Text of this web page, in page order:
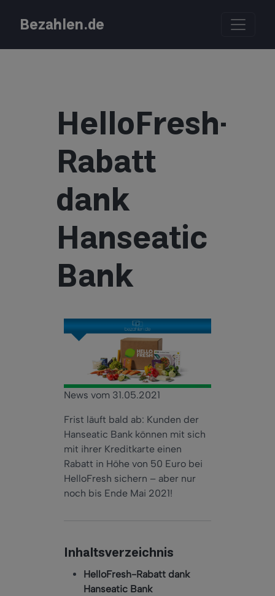
Bezahlen.de
HelloFresh-
Rabatt
dank
Hanseatic
Bank
News vom 31.05.2021
Frist läuft bald ab: Kunden der
Hanseatic Bank können mit sich
mit ihrer Kreditkarte einen
Rabatt in Höhe von 50 Euro bei
HelloFresh sichern – aber nur
noch bis Ende Mai 2021!
Inhaltsverzeichnis
HelloFresh-Rabatt dank
Hanseatic Bank